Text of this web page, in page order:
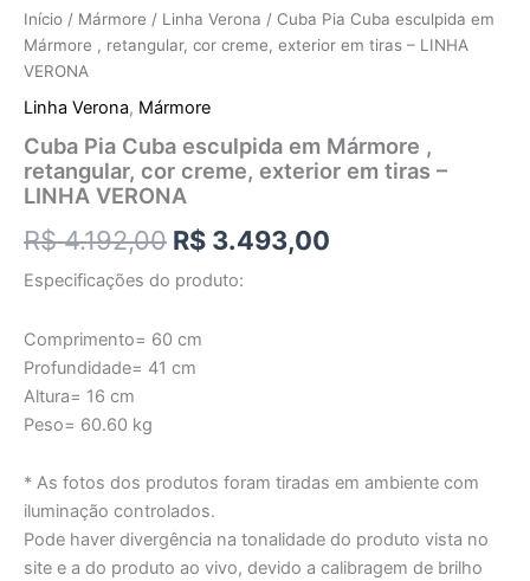
Início / Mármore / Linha Verona / Cuba Pia Cuba esculpida em
Mármore , retangular, cor creme, exterior em tiras – LINHA
VERONA
Linha Verona, Mármore
Cuba Pia Cuba esculpida em Mármore ,
retangular, cor creme, exterior em tiras –
LINHA VERONA
R$4.192,00 R$ 3.493,00
Especificações do produto:
Comprimento= 60 cm
Profundidade= 41 cm
Altura= 16 cm
Peso= 60.60 kg
* As fotos dos produtos foram tiradas em ambiente com
iluminação controlados.
Pode haver divergência na tonalidade do produto vista no
site e a do produto ao vivo, devido a calibragem de brilho